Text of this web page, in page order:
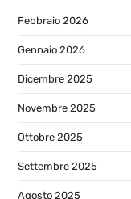
Febbraio 2026
Gennaio 2026
Dicembre 2025
Novembre 2025
Ottobre 2025
Settembre 2025
Agosto 2025